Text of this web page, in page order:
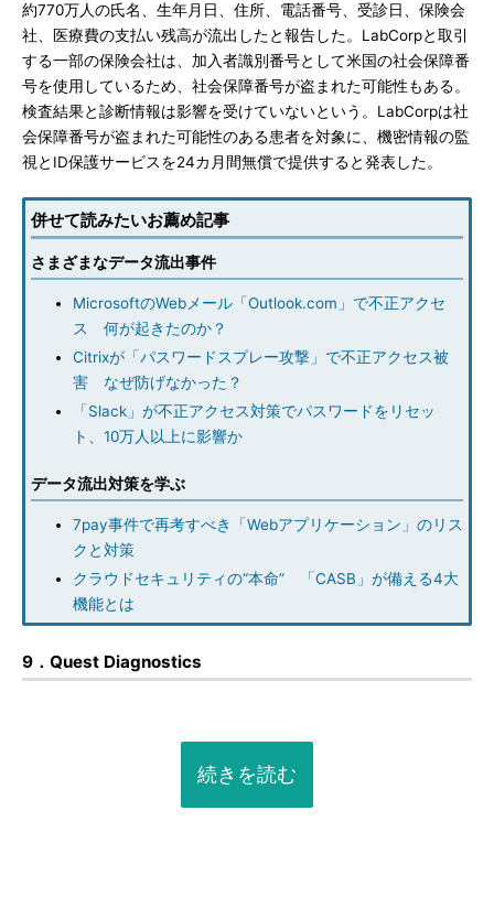
約770万人の氏名、生年月日、住所、電話番号、受診日、保険会
社、医療費の支払い残高が流出したと報告した。LabCorpと取引
する一部の保険会社は、加入者識別番号として米国の社会保障番
号を使用しているため、社会保障番号が盗まれた可能性もある。
検査結果と診断情報は影響を受けていないという。LabCorpは社
会保障番号が盗まれた可能性のある患者を対象に、機密情報の監
視とID保護サービスを24カ月間無償で提供すると発表した。
併せて読みたいお薦め記事
さまざまなデータ流出事件
MicrosoftのWebメール「Outlook.com」で不正アクセ
ス 何が起きたのか？
Citrixが「パスワードスプレー攻撃」で不正アクセス被
害 なぜ防げなかった？
「Slack」が不正アクセス対策でパスワードをリセッ
ト、10万人以上に影響か
データ流出対策を学ぶ
7pay事件で再考すべき「Webアプリケーション」のリス
クと対策
クラウドセキュリティの“本命” 「CASB」が備える4大
機能とは
9．Quest Diagnostics
続きを読む